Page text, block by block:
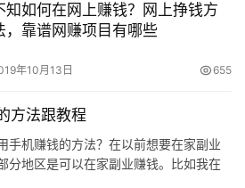
知如何在网上赚钱？网上挣钱方
，靠谱网赚项目有哪些
年10月13日 655
方法跟教程
手机赚钱的方法？在以前想要在家副业
分地区是可以在家副业赚钱。比如我在